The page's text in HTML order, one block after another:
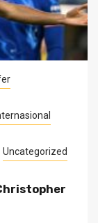
Uncategorized